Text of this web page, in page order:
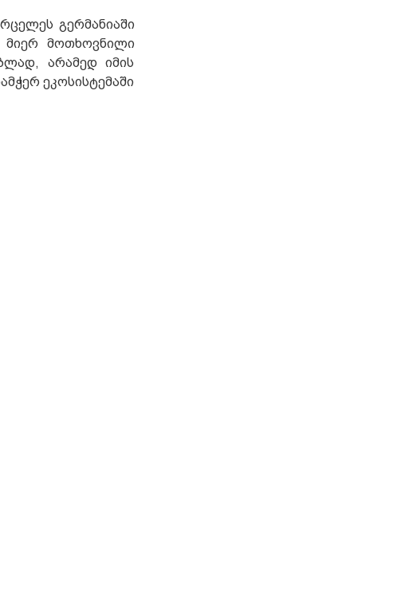
გერმანიაში
მიერ მოთხოვნილი
არამედ იმის
ეკოსისტემაში